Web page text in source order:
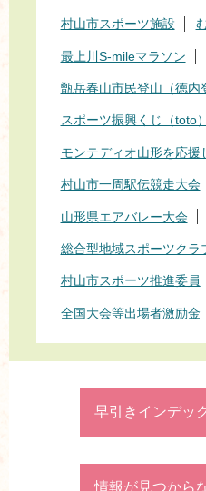
村山市スポーツ施設
最上川S-mileマラソン
甑岳春山市民登山（徳内
スポーツ振興くじ（toto
モンテディオ山形を応援
村山市一周駅伝競走大会
山形県エアバレー大会
総合型地域スポーツクラ
村山市スポーツ推進委員
全国大会等出場者激励金
早引きインデッ
情報が見つから